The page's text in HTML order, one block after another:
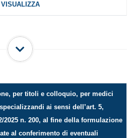
VISUALIZZA
per titoli e colloquio, per medici
ai sensi dell’art. 5,
2025 n. 200, al fine della formulazione
al conferimento di eventuali